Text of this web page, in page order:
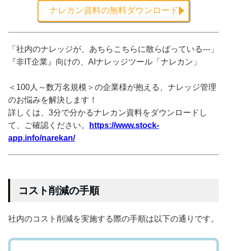
ナレカン資料の無料ダウンロード
「社内のナレッジが、あちらこちらに散らばっている---」
『非IT企業』向けの、AIナレッジツール「ナレカン」
＜100人～数万名規模＞の企業様が抱える、ナレッジ管理
のお悩みを解決します！
詳しくは、3分で分かるナレカン資料をダウンロードし
て、ご確認ください。
https://www.stock-
app.info/narekan/
コスト削減の手順
社内のコスト削減を実施する際の手順は以下の通りです。